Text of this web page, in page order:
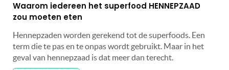
Waarom iedereen het superfood HENNEPZAAD
zou moeten eten
Hennepzaden worden gerekend tot de superfoods. Een
term die te pas en te onpas wordt gebruikt. Maar in het
geval van hennepzaad is dat meer dan terecht.